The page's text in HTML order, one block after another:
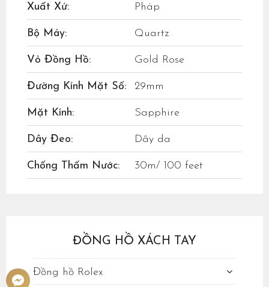
Xuất Xứ: Pháp
Bộ Máy: Quartz
Vỏ Đồng Hồ: Gold Rose
Đường Kính Mặt Số: 29mm
Mặt Kính: Sapphire
Dây Đeo: Dây da
Chống Thấm Nước: 30m/ 100 feet
ĐỒNG HỒ XÁCH TAY
Đồng hồ Rolex